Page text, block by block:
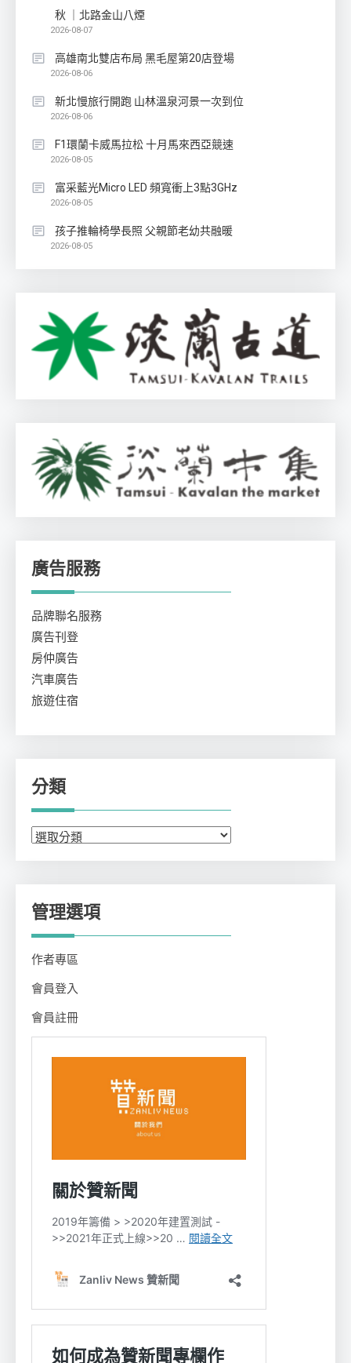
秋 ｜北路金山八煙
2026-08-07
高雄南北雙店布局 黑毛屋第20店登場
2026-08-06
新北慢旅行開跑 山林溫泉河景一次到位
2026-08-06
F1環蘭卡威馬拉松 十月馬來西亞競速
2026-08-05
富采藍光Micro LED 頻寬衝上3點3GHz
2026-08-05
孩子推輪椅學長照 父親節老幼共融暖
2026-08-05
廣告服務
品牌聯名服務
廣告刊登
房仲廣告
汽車廣告
旅遊住宿
分類
分
管理選項
作者專區
會員登入
會員註冊